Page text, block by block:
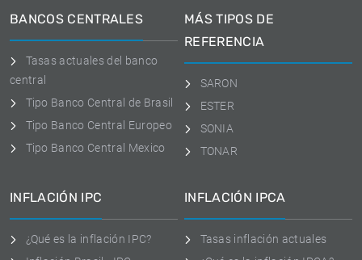
BANCOS CENTRALES
Tasas actuales del banco
central
Tipo Banco Central de Brasil
Tipo Banco Central Europeo
Tipo Banco Central Mexico
MÁS TIPOS DE
REFERENCIA
SARON
ESTER
SONIA
TONAR
INFLACIÓN IPC
¿Qué es la inflación IPC?
INFLACIÓN IPCA
Tasas inflación actuales